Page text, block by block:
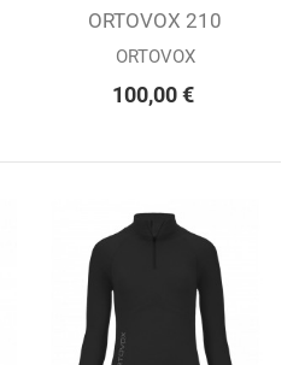
ORTOVOX 210
SUPERSOFT ZIP
NECK...
ORTOVOX
100,00 €